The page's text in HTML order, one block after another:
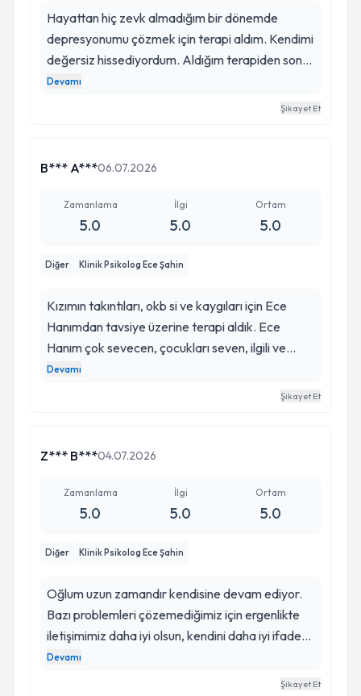
Hayattan hiç zevk almadığım bir dönemde
depresyonumu çözmek için terapi aldım. Kendimi
değersiz hissediyordum. Aldığım terapiden sonra
kendimi sevmeye başladım. Kendime zaman
Devamı
Şikayet Et
B*** A***06.07.2026
Zamanlama
5.0
İlgi
5.0
Ortam
5.0
Diğer Klinik Psikolog Ece Şahin
Kızımın takıntıları, okb si ve kaygıları için Ece
Hanımdan tavsiye üzerine terapi aldık. Ece
Hanım çok sevecen, çocukları seven, ilgili ve
nazik biri. Kızım kendisini çok sevdi. Sürecimizin
güvenerek kendisine emanet edebilirsiniz
Devamı
Şikayet Et
Z*** B***04.07.2026
Zamanlama
5.0
İlgi
5.0
Ortam
5.0
Diğer Klinik Psikolog Ece Şahin
Oğlum uzun zamandır kendisine devam ediyor.
Bazı problemleri çözemediğimiz için ergenlikte
iletişimimiz daha iyi olsun, kendini daha iyi ifade
etsin diye gitmeye başladı. Ama
beklediğimizden çok daha faydasını gördük.
Devamı
Şikayet Et